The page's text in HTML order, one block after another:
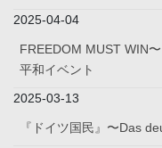
2025-04-04
FREEDOM MUST WIN
平和イベント
2025-03-13
『ドイツ国民』〜Das